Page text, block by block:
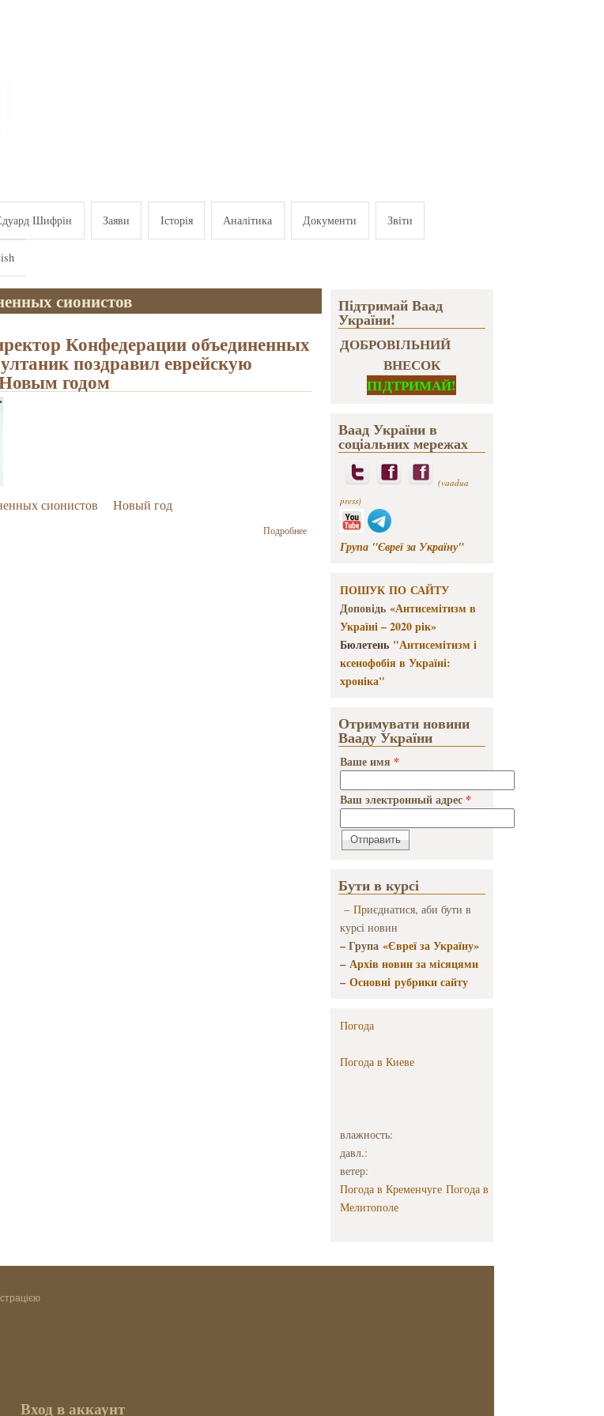
Шифрін Заяви Історія Аналітика Документи Звіти
сионистов
Конфедерации объединенных
поздравил еврейскую
годом
сионистов Новый год
Подробнеео
Исполнительный
объединенных
Султаник
поздравил
Украины с
Підтримай Ваад
України!
ДОБРОВІЛЬНИЙ
ВНЕСОК
ПІДТРИМАЙ!
Ваад України в
соціальних мережах
(vaadua
press)
Група "Євреї за Україну"
ПОШУК ПО САЙТУ
Доповідь «Антисемітизм в
Україні – 2020 рік»
Бюлетень "Антисемітизм і
ксенофобія в Україні:
хроніка"
Отримувати новини
Вааду України
Ваше имя *
Ваш электронный адрес *
Бути в курсі
– Приєднатися, аби бути в
курсі новин
– Група «Євреї за Україну»
–Архів новин за місяцями
–Основні рубрики сайту
Погода
Погода в Киеве
влажность:
давл.:
ветер:
Погода в Кременчуге Погода в
Мелитополе
Вход в аккаунт